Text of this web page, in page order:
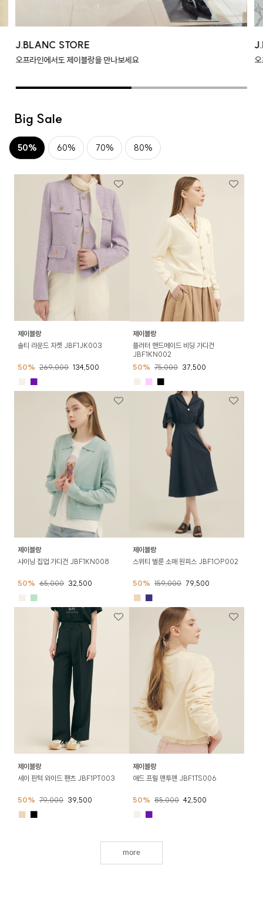
J.BLANC STORE
오프라인에서도 제이블랑을 만나보세요
Big Sale
50% 60% 70% 80%
제이블랑
솔티 라운드 자켓 JBF1JK003
50% 269,000 134,500
■
제이블랑
플러터 핸드메이드 비딩 가디건
JBF1KN002
50% 75,000 37,500
■ ■
제이블랑
샤이닝 집업 가디건 JBF1KN008
50% 65,000 32,500
■
제이블랑
스위티 벌룬 소매 원피스 JBF1OP002
50% 159,000 79,500
■ ■
제이블랑
세이 핀턱 와이드 팬츠 JBF1PT003
50% 79,000 39,500
■ ■
제이블랑
애드 프릴 맨투맨 JBF1TS006
50% 85,000 42,500
■
more